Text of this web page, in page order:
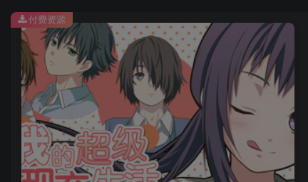
付费资源